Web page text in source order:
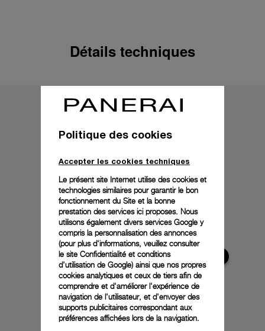
Détails techniques
Politique des cookies
Accepter les cookies techniques
Le présent site Internet utilise des cookies et
technologies similaires pour garantir le bon
fonctionnement du Site et la bonne
prestation des services ici proposes. Nous
utilisons également divers services Google y
compris la personnalisation des annonces
(pour plus d'informations, veuillez consulter
le site Confidentialité et conditions
d'utilisation de Google) ainsi que nos propres
cookies analytiques et ceux de tiers afin de
comprendre et d'améliorer l'expérience de
navigation de l'utilisateur, et d'envoyer des
supports publicitaires correspondant aux
préférences affichées lors de la navigation.